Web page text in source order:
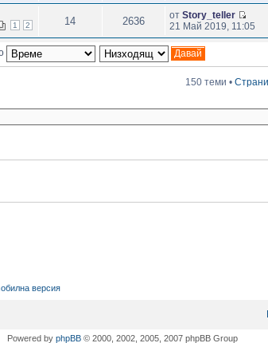
1 2 14 2636 отStory_teller
21 Май 2019, 11:05
150 теми •
версия
Powered by phpBB © 2000, 2002, 2005, 2007 phpBB Group